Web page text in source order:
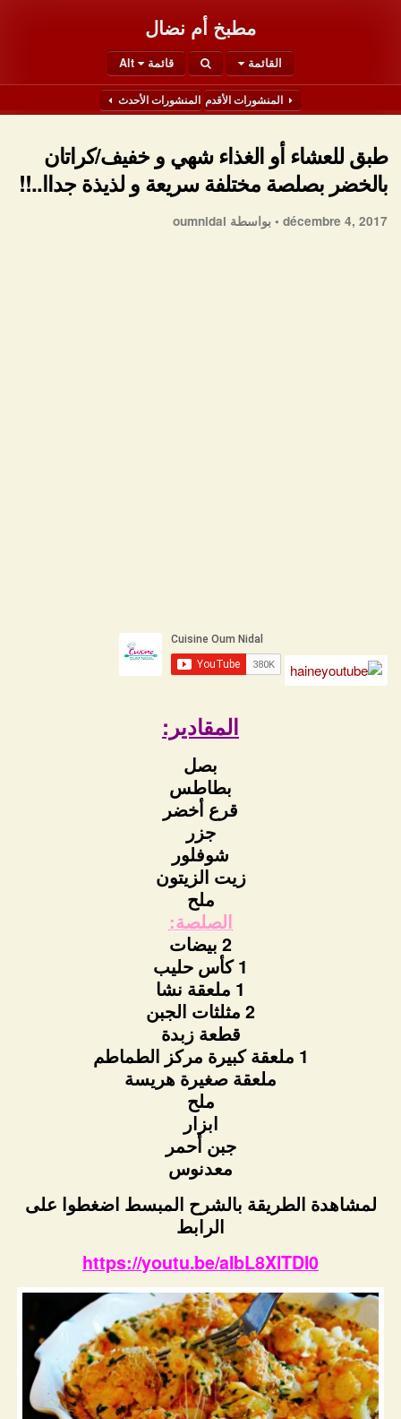
مطبخ أم نضال
القائمة قائمة Alt
المنشورات الأقدم المنشورات الأحدث
طبق للعشاء أو الغذاء شهي و خفيف/كراتان
بالخضر بصلصة مختلفة سريعة و لذيذة جداا..!!
décembre 4, 2017 • بواسطة oumnidal
المقادير:
بصل
بطاطس
قرع أخضر
جزر
شوفلور
زيت الزيتون
ملح
الصلصة:
2 بيضات
1 كأس حليب
1 ملعقة نشا
2 مثلثات الجبن
قطعة زبدة
1 ملعقة كبيرة مركز الطماطم
ملعقة صغيرة هريسة
ملح
ابزار
جبن أحمر
معدنوس
لمشاهدة الطريقة بالشرح المبسط اضغطوا على
الرابط
https://youtu.be/aIbL8XlTDl0